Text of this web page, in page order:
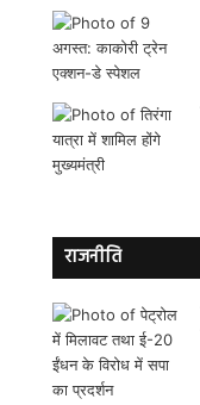
राजनीति